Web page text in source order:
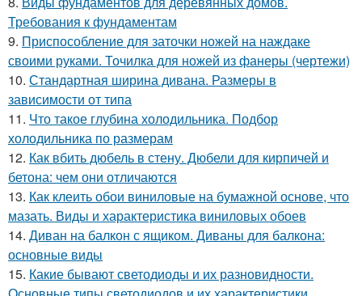
Требования к фундаментам
9. Приспособление для заточки ножей на наждаке
своими руками. Точилка для ножей из фанеры (чертежи)
10. Стандартная ширина дивана. Размеры в
зависимости от типа
11. Что такое глубина холодильника. Подбор
холодильника по размерам
12. Как вбить дюбель в стену. Дюбели для кирпичей и
бетона: чем они отличаются
13. Как клеить обои виниловые на бумажной основе, что
мазать. Виды и характеристика виниловых обоев
14. Диван на балкон с ящиком. Диваны для балкона:
основные виды
15. Какие бывают светодиоды и их разновидности.